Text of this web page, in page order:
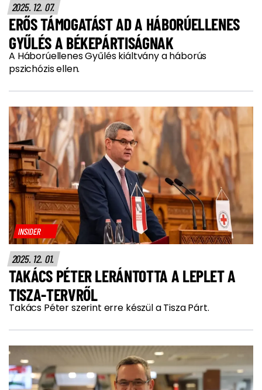
2025. 12. 07.
ERŐS TÁMOGATÁST AD A HÁBORÚELLENES
GYŰLÉS A BÉKEPÁRTISÁGNAK
A Háborúellenes Gyűlés kiáltvány a háborús
pszichózis ellen.
INSIDER
2025. 12. 01.
TAKÁCS PÉTER LERÁNTOTTA A LEPLET A
TISZA-TERVRŐL
Takács Péter szerint erre készül a Tisza Párt.